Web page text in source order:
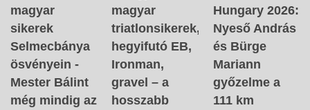
magyar
sikerek
Selmecbánya
ösvényein -
Mester Bálint
még mindig az
magyar
triatlonsikerek,
hegyifutó EB,
Ironman,
gravel – a
hosszabb
Hungary 2026:
Nyeső András
és Bürge
Mariann
győzelme a
111 km